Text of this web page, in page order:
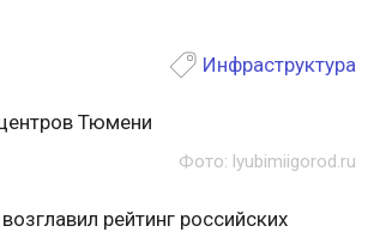
Инфраструктура
Фото: lyubimiigorod.ru
рейтинг российских